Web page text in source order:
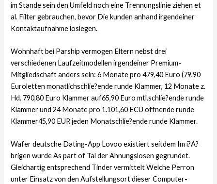
im Stande sein den Umfeld noch eine Trennungslinie ziehen et
al. Filter gebrauchen, bevor Die kunden anhand irgendeiner
Kontaktaufnahme loslegen.
Wohnhaft bei Parship vermogen Eltern nebst drei
verschiedenen Laufzeitmodellen irgendeiner Premium-
Mitgliedschaft anders sein: 6 Monate pro 479,40 Euro (79,90
Euroletten monatlichschlie?ende runde Klammer, 12 Monate z.
Hd. 790,80 Euro Klammer auf65,90 Euro mtl.schlie?ende runde
Klammer und 24 Monate pro 1.101,60 ECU offnende runde
Klammer45,90 EUR jeden Monatschlie?ende runde Klammer.
Wafer deutsche Dating-App Lovoo existiert seitdem Im i?A?
brigen wurde As part of Tal der Ahnungslosen gegrundet.
Gleichartig entsprechend Tinder vermittelt Welche Perron
unter Einsatz von den Aufstellungsort dieser Computer-